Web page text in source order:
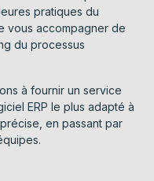
pratiques du
vous accompagner de
du processus
à fournir un service
ERP le plus adapté à
en passant par